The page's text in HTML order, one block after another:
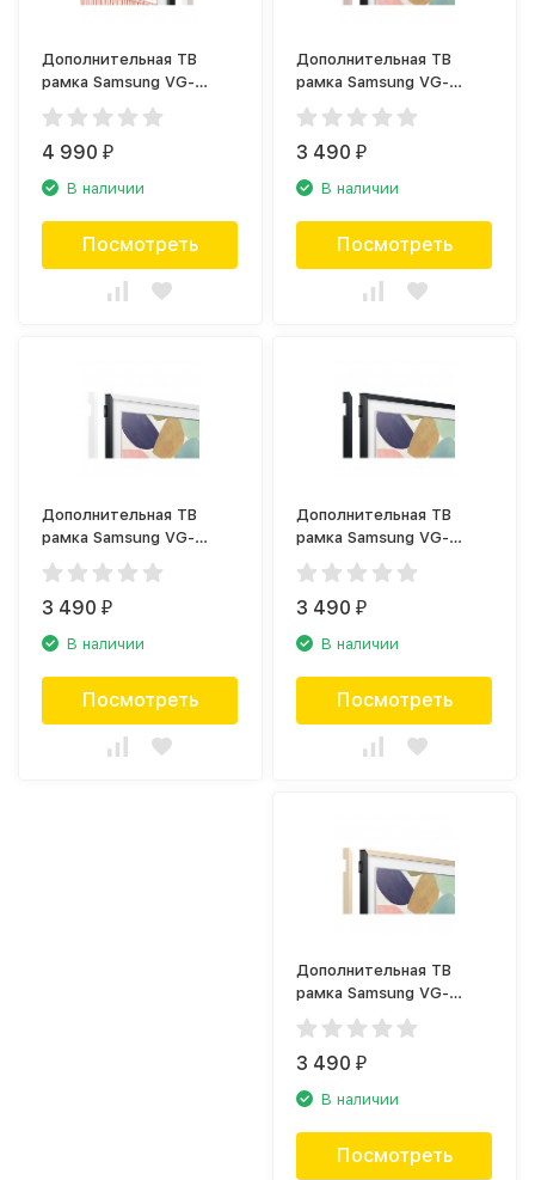
Дополнительная ТВ
рамка Samsung VG-
SCFA43WTB белая
(2021)
4 990₽
В наличии
Посмотреть
Дополнительная ТВ
рамка Samsung VG-
SCFT32NP розовая
(2020)
3 490₽
В наличии
Посмотреть
Дополнительная ТВ
рамка Samsung VG-
SCFT32WT белая (2020)
3 490₽
В наличии
Посмотреть
Дополнительная ТВ
рамка Samsung VG-
SCFT32BL чёрная (2020)
3 490₽
В наличии
Посмотреть
Дополнительная ТВ
рамка Samsung VG-
SCFT32BE бежевая
(2020)
3 490₽
В наличии
Посмотреть